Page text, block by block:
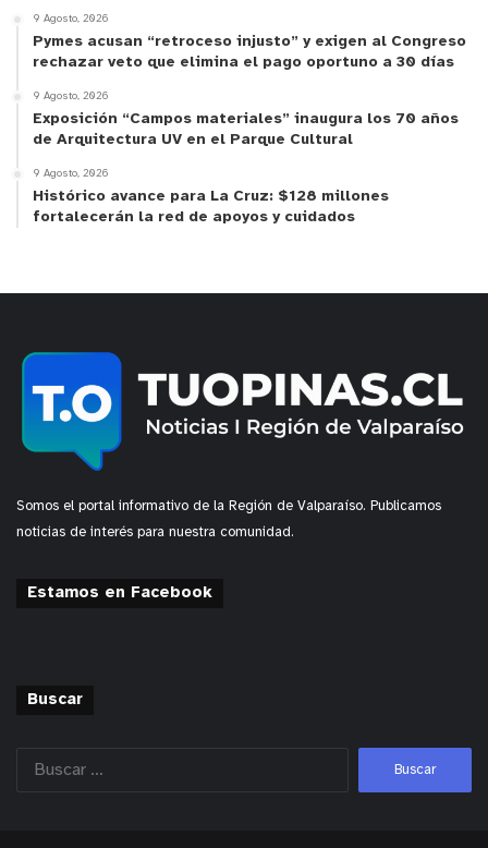
9 Agosto, 2026
Pymes acusan “retroceso injusto” y exigen al Congreso
rechazar veto que elimina el pago oportuno a 30 días
9 Agosto, 2026
Exposición “Campos materiales” inaugura los 70 años
de Arquitectura UV en el Parque Cultural
9 Agosto, 2026
Histórico avance para La Cruz: $128 millones
fortalecerán la red de apoyos y cuidados
Somos el portal informativo de la Región de Valparaíso. Publicamos
noticias de interés para nuestra comunidad.
Estamos en Facebook
Buscar